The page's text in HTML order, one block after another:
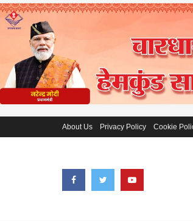
About Us Privacy Policy Cookie